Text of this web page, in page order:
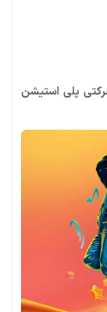
پلی استیشن